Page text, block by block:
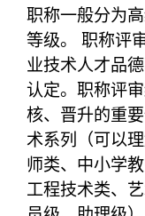
职称一般分为
等级。 职称评
业技术人才品
认定。职称评
核、晋升的重
术系列（可以
师类、中小学
工程技术类、